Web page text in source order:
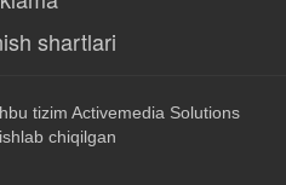
shartlari
tizim Activemedia Solutions
chiqilgan